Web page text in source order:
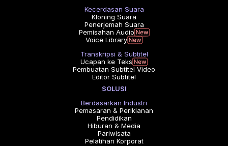
Kecerdasan Suara
Kloning Suara
Penerjemah Suara
Pemisahan Audio
Voice Library
Transkripsi & Subtitel
Ucapan ke Teks
Pembuatan Subtitel Video
Editor Subtitel
SOLUSI
Berdasarkan Industri
Pemasaran & Periklanan
Pendidikan
Hiburan & Media
Pariwisata
Pelatihan Korporat